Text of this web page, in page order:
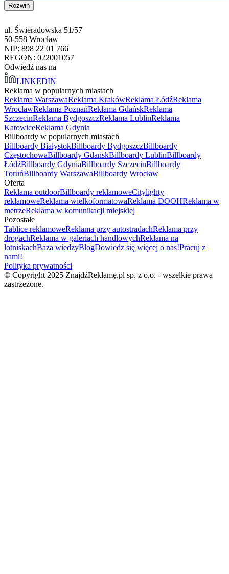
Rozwiń
ul. Świeradowska 51/57
50-558 Wrocław
NIP: 898 22 01 766
REGON: 022001057
Odwiedź nas na
LINKEDIN
Reklama w popularnych miastach
Reklama WarszawaReklama KrakówReklama ŁódźReklama
WrocławReklama PoznańReklama GdańskReklama
SzczecinReklama BydgoszczReklama LublinReklama
KatowiceReklama Gdynia
Billboardy w popularnych miastach
Billboardy BiałystokBillboardy BydgoszczBillboardy
CzęstochowaBillboardy GdańskBillboardy LublinBillboardy
ŁódźBillboardy GdyniaBillboardy SzczecinBillboardy
ToruńBillboardy WarszawaBillboardy Wrocław
Oferta
Reklama outdoorBillboardy reklamoweCitylighty
reklamoweReklama wielkoformatowaReklama DOOHReklama w
metrzeReklama w komunikacji miejskiej
Pozostałe
Tablice reklamoweReklama przy autostradachReklama przy
drogachReklama w galeriach handlowychReklama na
lotniskachBaza wiedzyBlogDowiedz się więcej o nas!Pracuj z
nami!
Polityka prywatności
© Copyright 2025 ZnajdźReklamę.pl sp. z o.o. - wszelkie prawa
zastrzeżone.